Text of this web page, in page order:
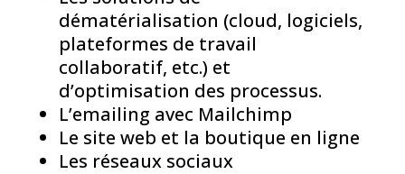
dématérialisation (cloud, logiciels,
plateformes de travail
collaboratif, etc.) et
d’optimisation des processus.
L’emailing avec Mailchimp
Le site web et la boutique en ligne
Les réseaux sociaux